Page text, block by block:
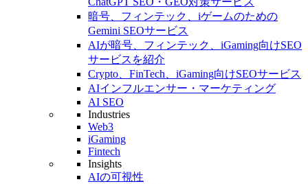
暗号、フィンテック、iゲームのための
Gemini SEOサービス
AIが暗号、フィンテック、iGaming向けSEO
サービスを紹介
Crypto、FinTech、iGaming向けSEOサービス
AIインフルエンサー・マーケティング
AI SEO
Industries
Web3
iGaming
Fintech
Insights
AIの可視性